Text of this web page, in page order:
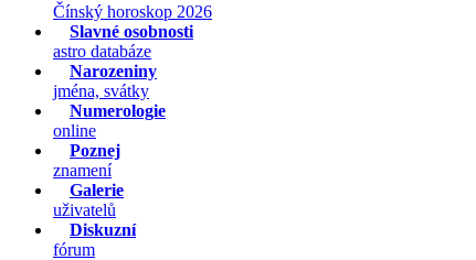
Čínský horoskop 2026
Slavné osobnosti
astro databáze
Narozeniny
jména, svátky
Numerologie
online
Poznej
znamení
Galerie
uživatelů
Diskuzní
fórum